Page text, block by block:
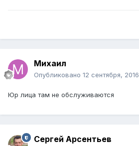
Михаил
Опубликовано 12 сентября, 2016
Юр лица там не обслуживаются
Сергей Арсентьев